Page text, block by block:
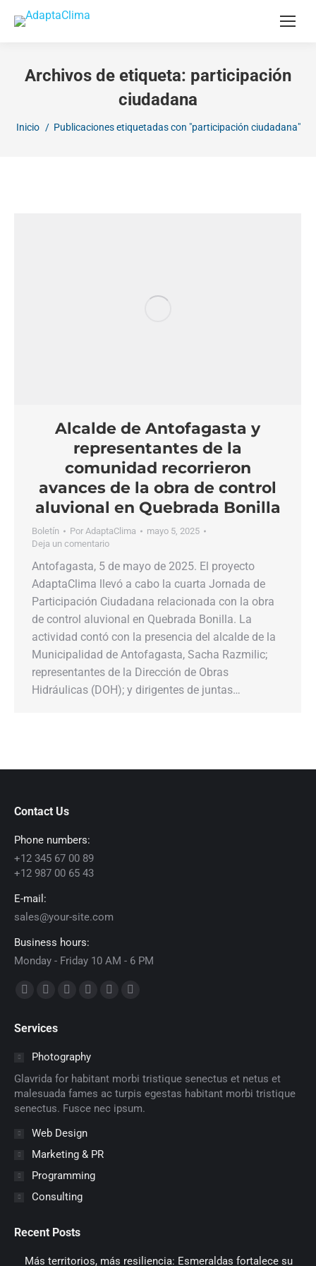
Archivos de etiqueta: participación
ciudadana
Estás aquí:
Inicio Publicaciones etiquetadas con "participación ciudadana"
Alcalde de Antofagasta y
representantes de la
comunidad recorrieron
avances de la obra de control
aluvional en Quebrada Bonilla
Boletín Por AdaptaClima
mayo 5, 2025
Deja un comentario
Antofagasta, 5 de mayo de 2025. El proyecto
AdaptaClima llevó a cabo la cuarta Jornada de
Participación Ciudadana relacionada con la obra
de control aluvional en Quebrada Bonilla. La
actividad contó con la presencia del alcalde de la
Municipalidad de Antofagasta, Sacha Razmilic;
representantes de la Dirección de Obras
Hidráulicas (DOH); y dirigentes de juntas…
Contact Us
Phone numbers:
+12 345 67 00 89
+12 987 00 65 43
E-mail:
sales@your-site.com
Business hours:
Monday - Friday 10 AM - 6 PM
Encuéntranos en:
opens
window
opens
in
new
window
in
new
window
in
windowwindow
new
window
Services
Photography
Glavrida for habitant morbi tristique senectus et netus et
malesuada fames ac turpis egestas habitant morbi tristique
senectus. Fusce nec ipsum.
Web Design
Marketing & PR
Programming
Consulting
Recent Posts
Más territorios, más resiliencia: Esmeraldas fortalece su